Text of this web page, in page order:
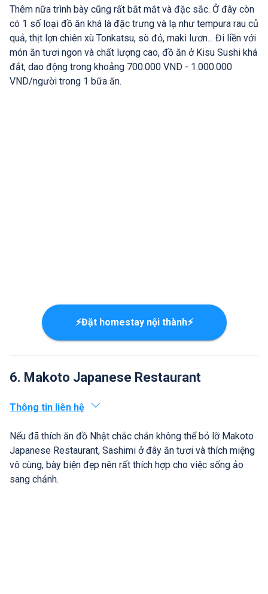
Thêm nữa trình bày cũng rất bắt mắt và đặc sắc. Ở đây còn
có 1 số loại đồ ăn khá là đặc trưng và lạ như tempura rau củ
quả, thịt lợn chiên xù Tonkatsu, sò đỏ, maki lươn... Đi liền với
món ăn tươi ngon và chất lượng cao, đồ ăn ở Kisu Sushi khá
đắt, dao động trong khoảng 700.000 VND - 1.000.000
VND/người trong 1 bữa ăn.
⚡Đặt homestay nội thành⚡
6. Makoto Japanese Restaurant
Thông tin liên hệ
Nếu đã thích ăn đồ Nhật chắc chắn không thể bỏ lỡ Makoto
Japanese Restaurant, Sashimi ở đây ăn tươi và thích miệng
vô cùng, bày biện đẹp nên rất thích hợp cho việc sống ảo
sang chảnh.